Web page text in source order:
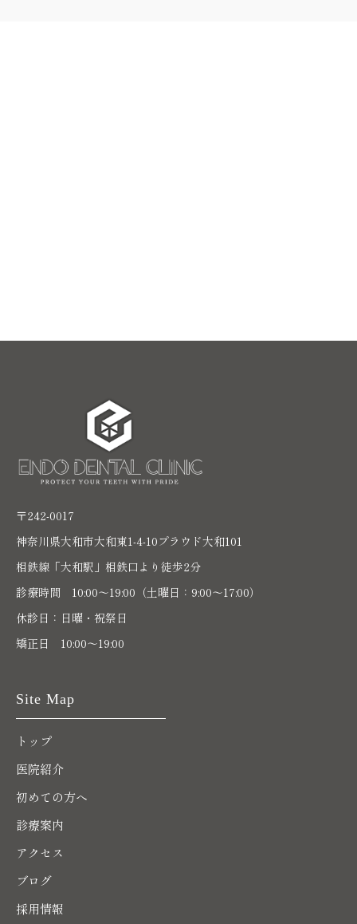
〒242-0017
神奈川県大和市大和東1-4-10プラウド大和101
相鉄線「大和駅」相鉄口より徒歩2分
診療時間 10:00〜19:00（土曜日：9:00～17:00）
休診日：日曜・祝祭日
矯正日 10:00～19:00
Site Map
トップ
医院紹介
初めての方へ
診療案内
アクセス
ブログ
採用情報